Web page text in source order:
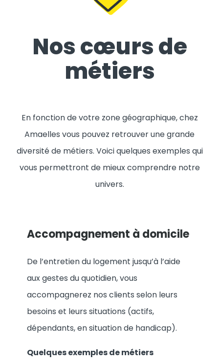
Nos cœurs de
métiers
En fonction de votre zone géographique, chez
Amaelles vous pouvez retrouver une grande
diversité de métiers. Voici quelques exemples qui
vous permettront de mieux comprendre notre
univers.
Accompagnement à domicile
De l’entretien du logement jusqu’à l’aide
aux gestes du quotidien, vous
accompagnerez nos clients selon leurs
besoins et leurs situations (actifs,
dépendants, en situation de handicap).
Quelques exemples de métiers